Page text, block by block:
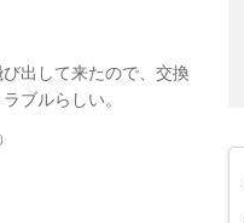
出して来たので、交換
ブルらしい。